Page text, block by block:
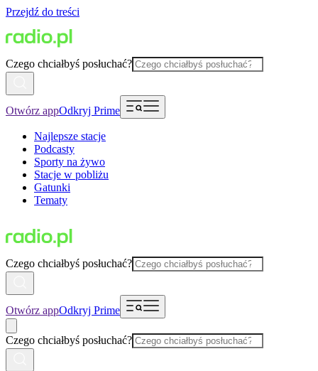
Przejdź do treści
Czego chciałbyś posłuchać?
Otwórz appOdkryj Prime
Najlepsze stacje
Podcasty
Sporty na żywo
Stacje w pobliżu
Gatunki
Tematy
Czego chciałbyś posłuchać?
Otwórz appOdkryj Prime
Czego chciałbyś posłuchać?